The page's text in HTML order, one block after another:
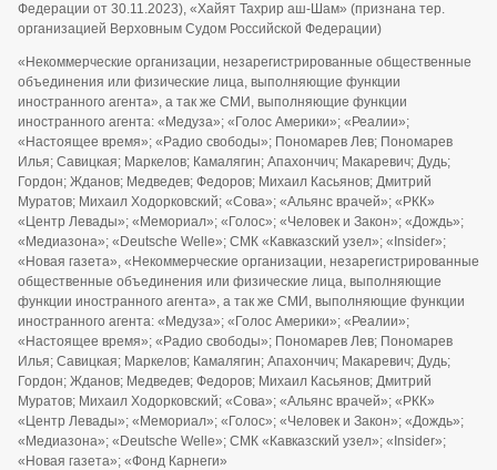
Федерации от 30.11.2023), «Хайят Тахрир аш-Шам» (признана тер.
организацией Верховным Судом Российской Федерации)
«Некоммерческие организации, незарегистрированные общественные
объединения или физические лица, выполняющие функции
иностранного агента», а так же СМИ, выполняющие функции
иностранного агента: «Медуза»; «Голос Америки»; «Реалии»;
«Настоящее время»; «Радио свободы»; Пономарев Лев; Пономарев
Илья; Савицкая; Маркелов; Камалягин; Апахончич; Макаревич; Дудь;
Гордон; Жданов; Медведев; Федоров; Михаил Касьянов; Дмитрий
Муратов; Михаил Ходорковский; «Сова»; «Альянс врачей»; «РКК»
«Центр Левады»; «Мемориал»; «Голос»; «Человек и Закон»; «Дождь»;
«Медиазона»; «Deutsche Welle»; СМК «Кавказский узел»; «Insider»;
«Новая газета», «Некоммерческие организации, незарегистрированные
общественные объединения или физические лица, выполняющие
функции иностранного агента», а так же СМИ, выполняющие функции
иностранного агента: «Медуза»; «Голос Америки»; «Реалии»;
«Настоящее время»; «Радио свободы»; Пономарев Лев; Пономарев
Илья; Савицкая; Маркелов; Камалягин; Апахончич; Макаревич; Дудь;
Гордон; Жданов; Медведев; Федоров; Михаил Касьянов; Дмитрий
Муратов; Михаил Ходорковский; «Сова»; «Альянс врачей»; «РКК»
«Центр Левады»; «Мемориал»; «Голос»; «Человек и Закон»; «Дождь»;
«Медиазона»; «Deutsche Welle»; СМК «Кавказский узел»; «Insider»;
«Новая газета»; «Фонд Карнеги»